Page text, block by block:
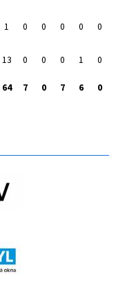
1 0 0 0 0 0
13 0 0 0 1 0
64 7 0 7 6 0